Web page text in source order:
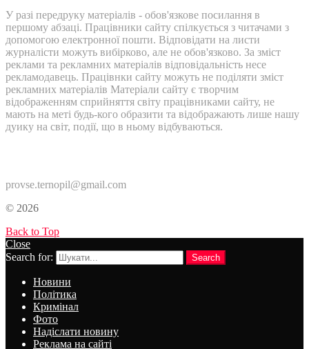
У разі передруку матеріалів - обов'язкове посилання в
першому абзаці. Працівники сайту спілкується з читачами з
допомогою електронної пошти. Відповідати на листи
журналісти можуть вибірково, але не обов'язково. За зміст
реклами та рекламних матеріалів відповідальність несе
рекламодавець. Працівнки сайту можуть не поділяти зміст
рекламних матеріалів Матеріали сайту є творчим
відображенням сприйняття світу працівниками сайту, не
мають на меті будь-кого образити та відображають лише нашу
дуику на світ, події, що в ньому відбуваються.
provse.ternopil@gmail.com
© 2026
Back to Top
Close
Search for:
Search
Новини
Політика
Кримінал
Фото
Надіслати новину
Реклама на сайті